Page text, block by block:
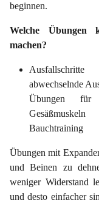
beginnen.
Welche Übungen
machen?
Ausfallschritte
abwechselnde
Übungen für
Gesäßmuskeln
Bauchtraining
Übungen mit
und Beinen zu
weniger Widerstand
und desto einfacher